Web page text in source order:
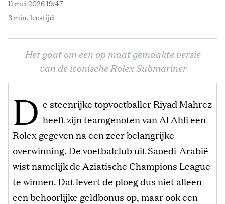
11 mei 2026 19:47
3 min. leestijd
Het gaat om een op maat gemaakte versie
van de iconische Rolex Submariner
D e steenrijke topvoetballer Riyad Mahrez
heeft zijn teamgenoten van Al Ahli een
Rolex gegeven na een zeer belangrijke
overwinning. De voetbalclub uit Saoedi-Arabië
wist namelijk de Aziatische Champions League
te winnen. Dat levert de ploeg dus niet alleen
een behoorlijke geldbonus op, maar ook een